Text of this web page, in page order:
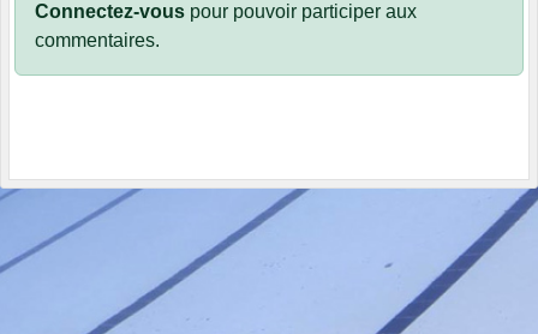
Connectez-vous pour pouvoir participer aux
commentaires.